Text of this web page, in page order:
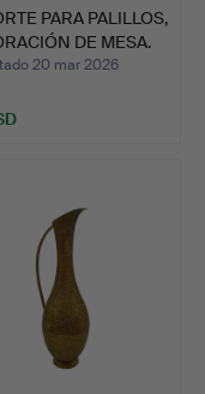
PARA PALILLOS,
DE MESA.
20 mar 2026